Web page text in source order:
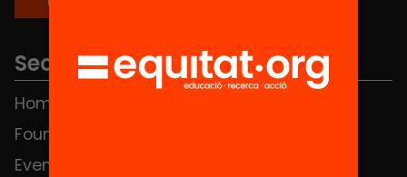
Sections
Home
Foundation
Events